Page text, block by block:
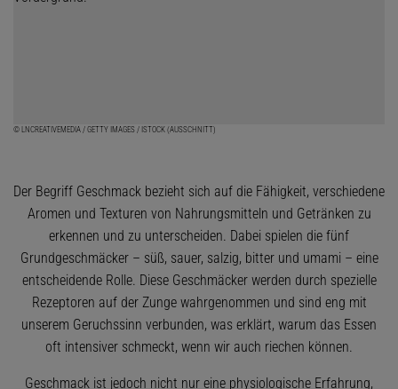
© LNCREATIVEMEDIA / GETTY IMAGES / ISTOCK (AUSSCHNITT)
Der Begriff Geschmack bezieht sich auf die Fähigkeit, verschiedene
Aromen und Texturen von Nahrungsmitteln und Getränken zu
erkennen und zu unterscheiden. Dabei spielen die fünf
Grundgeschmäcker – süß, sauer, salzig, bitter und umami – eine
entscheidende Rolle. Diese Geschmäcker werden durch spezielle
Rezeptoren auf der Zunge wahrgenommen und sind eng mit
unserem Geruchssinn verbunden, was erklärt, warum das Essen
oft intensiver schmeckt, wenn wir auch riechen können.
Geschmack ist jedoch nicht nur eine physiologische Erfahrung,